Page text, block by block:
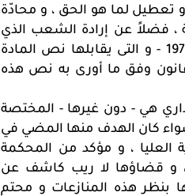
تعطيل لما هو الحق ، و محادّة
من قانون مجلس الدولة ، فضلاً عن إرادة الشعب الذي
تصدر الأحكام باسمه كما هو صريح نص المادة (72) من دستور 1971 - و التى يقابلها نص المادة
وفق ما أورى به نص هذه
هي - دون غيرها - المختصة
كان الهدف منها المضي في
العليا ، و مؤكد من المحكمة
11 لسنة 20 قضائية " تنازع " ، و قضاؤها لا ريب كاشف عن
هذه المنازعات و محتم